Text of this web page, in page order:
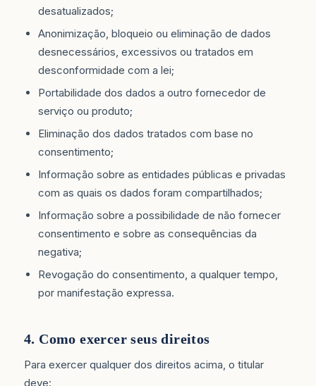
desatualizados;
Anonimização, bloqueio ou eliminação de dados
desnecessários, excessivos ou tratados em
desconformidade com a lei;
Portabilidade dos dados a outro fornecedor de
serviço ou produto;
Eliminação dos dados tratados com base no
consentimento;
Informação sobre as entidades públicas e privadas
com as quais os dados foram compartilhados;
Informação sobre a possibilidade de não fornecer
consentimento e sobre as consequências da
negativa;
Revogação do consentimento, a qualquer tempo,
por manifestação expressa.
4. Como exercer seus direitos
Para exercer qualquer dos direitos acima, o titular
deve: